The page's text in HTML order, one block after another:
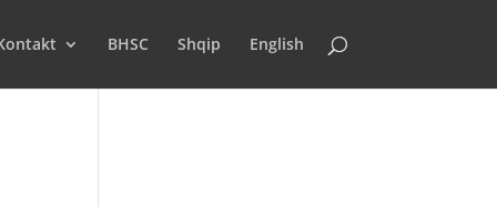
BHSC Shqip English